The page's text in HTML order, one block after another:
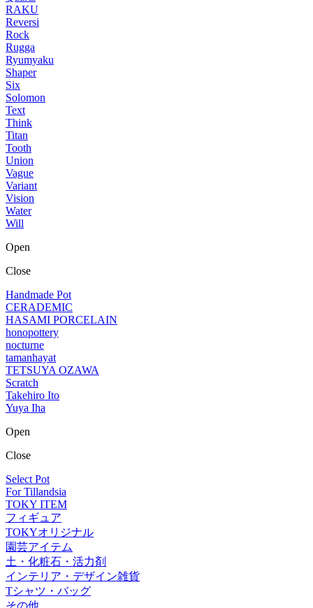
RAKU
Reversi
Rock
Rugga
Ryumyaku
Shaper
Six
Solomon
Text
Think
Titan
Tooth
Union
Vague
Variant
Vision
Water
Will
Open
Close
Handmade Pot
CERADEMIC
HASAMI PORCELAIN
honopottery
nocturne
tamanhayat
TETSUYA OZAWA
Scratch
Takehiro Ito
Yuya Iha
Open
Close
Select Pot
For Tillandsia
TOKY ITEM
フィギュア
TOKYオリジナル
園芸アイテム
土・化粧石・活力剤
インテリア・デザイン雑貨
Tシャツ・バッグ
その他